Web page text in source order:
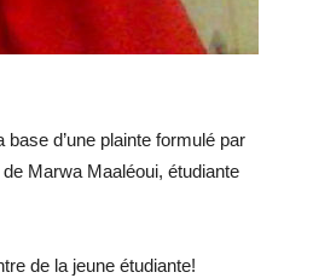
d’une plainte formulé par
Marwa Maaléoui, étudiante
de la jeune étudiante!